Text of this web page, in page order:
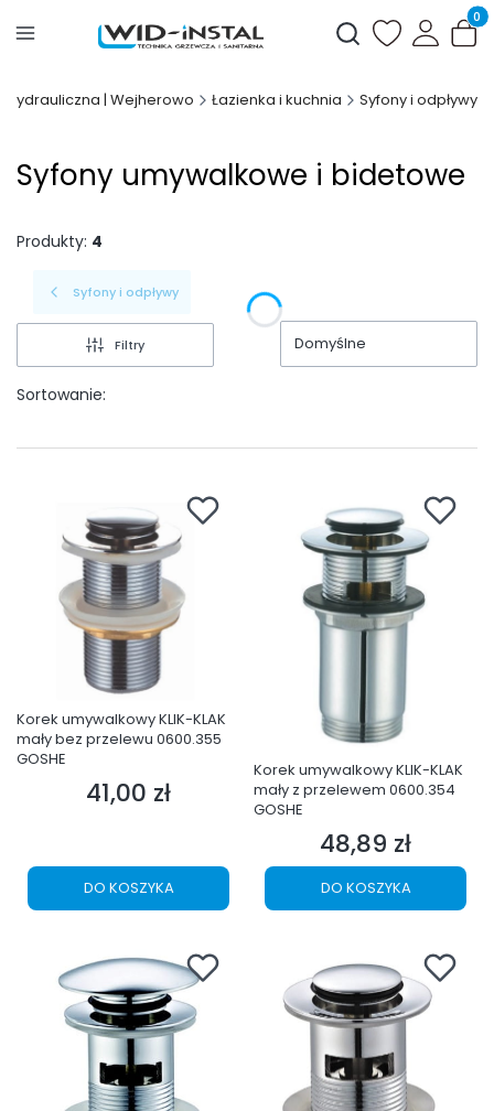
Otwórz
Hydrauliczna | Wejherowo Łazienka i kuchnia Syfony i odpływy
Syfony umywalkowe i bidetowe
Produkty: 4
Syfony i odpływy
Filtry
Sortowanie:
Domyślne
Korek umywalkowy KLIK-KLAK
mały bez przelewu 0600.355
GOSHE
Cena
41,00 zł
DO KOSZYKA
Korek umywalkowy KLIK-KLAK
mały z przelewem 0600.354
GOSHE
Cena
48,89 zł
DO KOSZYKA